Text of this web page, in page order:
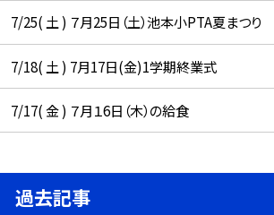
7/25( 土 ) ７月25日（土）池本小PTA夏まつり
7/18( 土 ) 7月17日(金)1学期終業式
7/17( 金 ) ７月１6日（木）の給食
過去記事